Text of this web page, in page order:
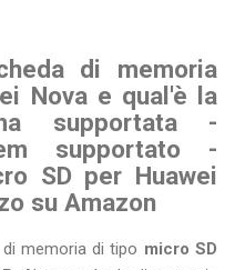
di memoria
Nova e qual'è la
supportata -
supportato -
SD per Huawei
su Amazon
memoria di tipo micro SD